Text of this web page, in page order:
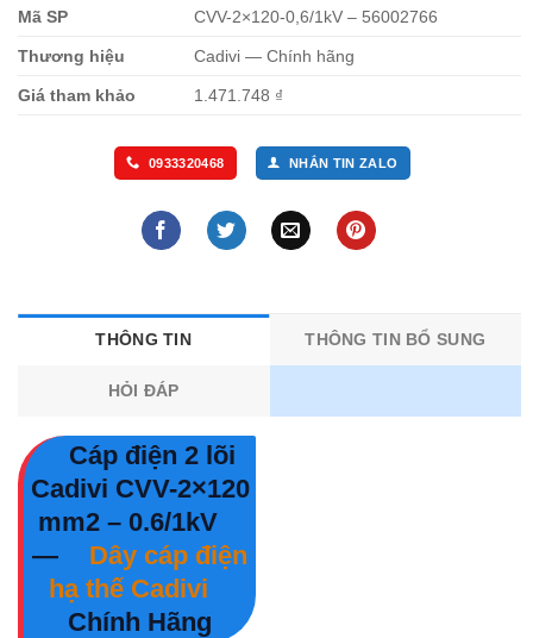
Mã SP CVV-2×120-0,6/1kV – 56002766
Thương hiệu Cadivi — Chính hãng
Giá tham khảo 1.471.748 ₫
0933320468 NHẮN TIN ZALO
THÔNG TIN THÔNG TIN BỔ SUNG
HỎI ĐÁP
Cáp điện 2 lõi
Cadivi CVV-2×120
mm2 – 0.6/1kV
—
Dây cáp điện
hạ thế Cadivi
Chính Hãng